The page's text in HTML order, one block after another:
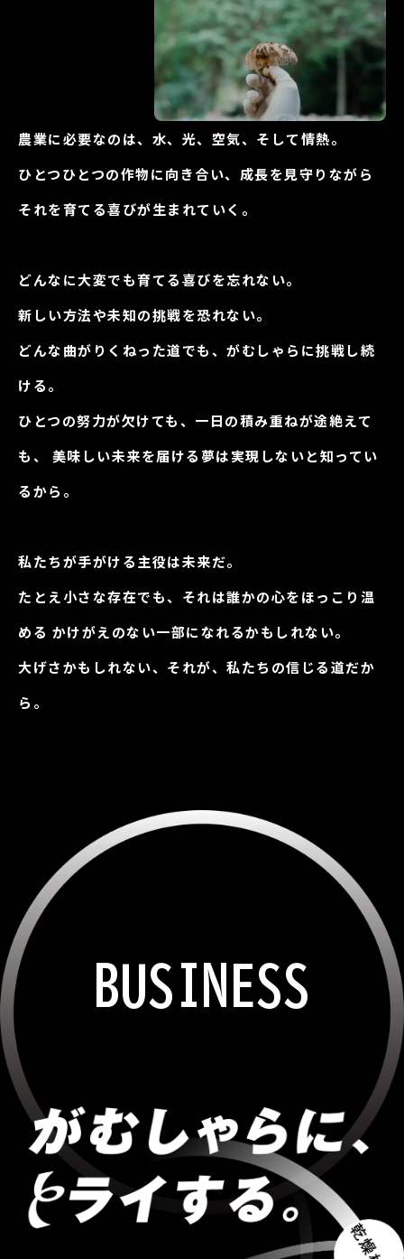
農業に必要なのは、水、光、空気、そして情熱。
ひとつひとつの作物に向き合い、成長を見守りながら
それを育てる喜びが生まれていく。
どんなに大変でも育てる喜びを忘れない。
新しい方法や未知の挑戦を恐れない。
どんな曲がりくねった道でも、がむしゃらに挑戦し続
ける。
ひとつの努力が欠けても、一日の積み重ねが途絶えて
も、
美味しい未来を届ける夢は実現しないと知ってい
るから。
私たちが手がける主役は未来だ。
たとえ小さな存在でも、それは誰かの心をほっこり温
める かけがえのない一部になれるかもしれない。
大げさかもしれない、それが、私たちの信じる道だか
ら。
BUSINESS